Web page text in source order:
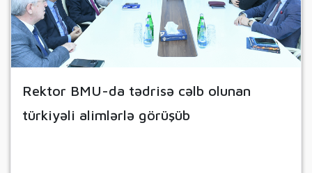
Rektor BMU-da tədrisə cəlb olunan
türkiyəli alimlərlə görüşüb